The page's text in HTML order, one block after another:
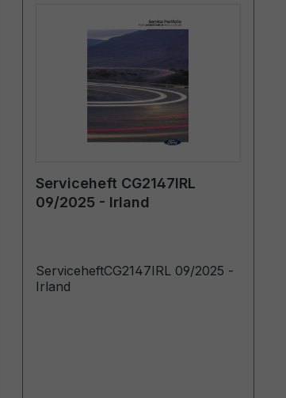
Serviceheft CG2147IRL
09/2025 - Irland
ServiceheftCG2147IRL 09/2025 -
Irland